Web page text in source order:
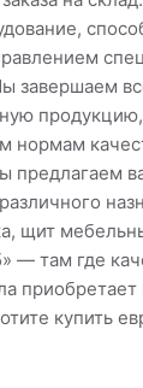
завершаем
нормам
предлагаем
щит
— там где
купить